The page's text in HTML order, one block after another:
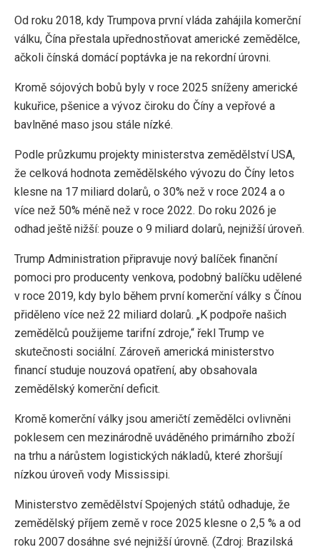
Od roku 2018, kdy Trumpova první vláda zahájila komerční
válku, Čína přestala upřednostňovat americké zemědělce,
ačkoli čínská domácí poptávka je na rekordní úrovni.
Kromě sójových bobů byly v roce 2025 sníženy americké
kukuřice, pšenice a vývoz čiroku do Číny a vepřové a
bavlněné maso jsou stále nízké.
Podle průzkumu projekty ministerstva zemědělství USA,
že celková hodnota zemědělského vývozu do Číny letos
klesne na 17 miliard dolarů, o 30% než v roce 2024 a o
více než 50% méně než v roce 2022. Do roku 2026 je
odhad ještě nižší: pouze o 9 miliard dolarů, nejnižší úroveň.
Trump Administration připravuje nový balíček finanční
pomoci pro producenty venkova, podobný balíčku udělené
v roce 2019, kdy bylo během první komerční války s Čínou
přiděleno více než 22 miliard dolarů. „K podpoře našich
zemědělců použijeme tarifní zdroje,“ řekl Trump ve
skutečnosti sociální. Zároveň americká ministerstvo
financí studuje nouzová opatření, aby obsahovala
zemědělský komerční deficit.
Kromě komerční války jsou američtí zemědělci ovlivněni
poklesem cen mezinárodně uváděného primárního zboží
na trhu a nárůstem logistických nákladů, které zhoršují
nízkou úroveň vody Mississipi.
Ministerstvo zemědělství Spojených států odhaduje, že
zemědělský příjem země v roce 2025 klesne o 2,5 % a od
roku 2007 dosáhne své nejnižší úrovně. (Zdroj: Brazilská